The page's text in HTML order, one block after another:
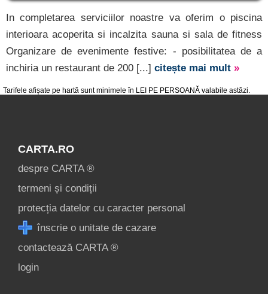
Tarifele afișate pe hartă sunt minimele în LEI PE PERSOANĂ valabile astăzi.
In completarea serviciilor noastre va oferim o piscina
interioara acoperita si incalzita sauna si sala de fitness
Organizare de evenimente festive: - posibilitatea de a
inchiria un restaurant de 200 [...] citește mai mult »
despre C A R T A ®
termeni și condiții
contact
login
CARTA.RO
despre CARTA ®
termeni și condiții
protecția datelor cu caracter personal
înscrie o unitate de cazare
contactează CARTA ®
login